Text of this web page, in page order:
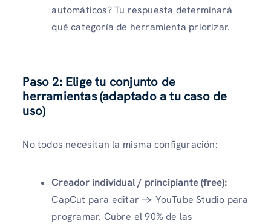
automáticos? Tu respuesta determinará
qué categoría de herramienta priorizar.
Paso 2: Elige tu conjunto de
herramientas (adaptado a tu caso de
uso)
No todos necesitan la misma configuración:
Creador individual / principiante (free):
CapCut para editar → YouTube Studio para
programar. Cubre el 90% de las